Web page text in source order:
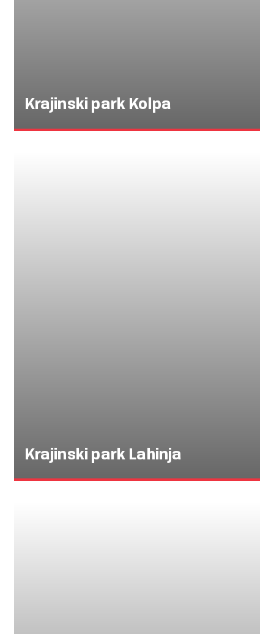
Krajinski park Kolpa
Krajinski park Lahinja